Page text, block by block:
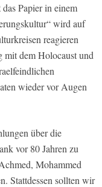
Papier in einem
wird auf
reagieren
mit dem Holocaust und
wieder vor Augen
über die
vor 80 Jahren zu
Mohammed
Stattdessen sollten wir